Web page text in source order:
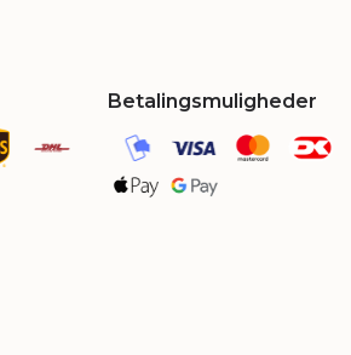
Betalingsmuligheder